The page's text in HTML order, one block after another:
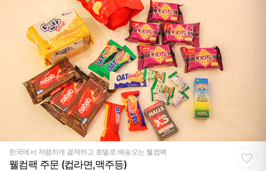
한국에서 저렴하게 결제하고 호텔로 배송오는 웰컴팩
웰컴팩 주문 (컵라면,맥주등)